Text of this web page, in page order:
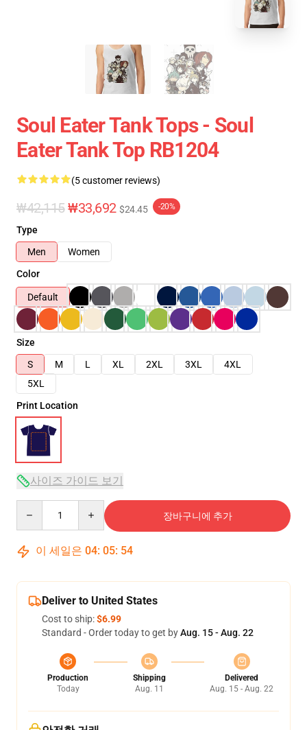
Soul Eater Tank Tops - Soul
Eater Tank Top RB1204
(5 customer reviews)
₩42,115₩33,692 $24.45 -20%
Type
Men
Women
Color
Default
Size
S
M L XL 2XL 3XL
4XL
5XL
Print Location
사이즈 가이드 보기
장바구니에 추가
이 세일은 04: 05: 53
Deliver to United States
Cost to ship:$6.99
Standard - Order today to get byAug. 15 - Aug. 22
Production
Today
Shipping
Aug. 11
Delivered
Aug. 15 - Aug. 22